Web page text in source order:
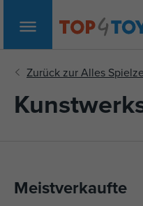
Meistverkaufte